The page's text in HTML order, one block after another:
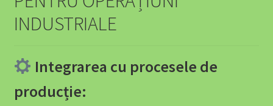
SOLUȚII EV PENTRU FABRICI ȘI DEPOZITE
OFERTA SPECIALĂ: Stația de Încărcare 40kW
SOLUȚII EV PENTRU FLOTE DE VEHICULE ELECTRICE
INDUSTRIALE
Integrarea cu procesele de
producție: